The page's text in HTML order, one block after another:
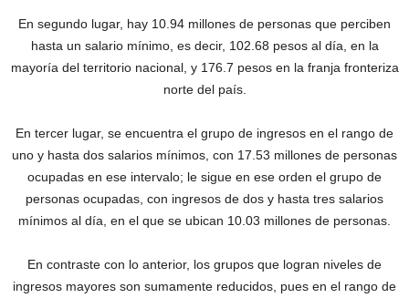
En segundo lugar, hay 10.94 millones de personas que perciben
hasta un salario mínimo, es decir, 102.68 pesos al día, en la
mayoría del territorio nacional, y 176.7 pesos en la franja fronteriza
norte del país.
En tercer lugar, se encuentra el grupo de ingresos en el rango de
uno y hasta dos salarios mínimos, con 17.53 millones de personas
ocupadas en ese intervalo; le sigue en ese orden el grupo de
personas ocupadas, con ingresos de dos y hasta tres salarios
mínimos al día, en el que se ubican 10.03 millones de personas.
En contraste con lo anterior, los grupos que logran niveles de
ingresos mayores son sumamente reducidos, pues en el rango de